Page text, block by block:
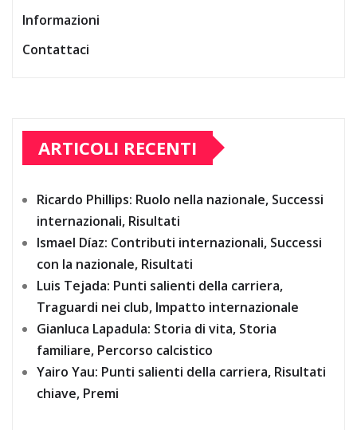
Informazioni
Contattaci
ARTICOLI RECENTI
Ricardo Phillips: Ruolo nella nazionale, Successi
internazionali, Risultati
Ismael Díaz: Contributi internazionali, Successi
con la nazionale, Risultati
Luis Tejada: Punti salienti della carriera,
Traguardi nei club, Impatto internazionale
Gianluca Lapadula: Storia di vita, Storia
familiare, Percorso calcistico
Yairo Yau: Punti salienti della carriera, Risultati
chiave, Premi